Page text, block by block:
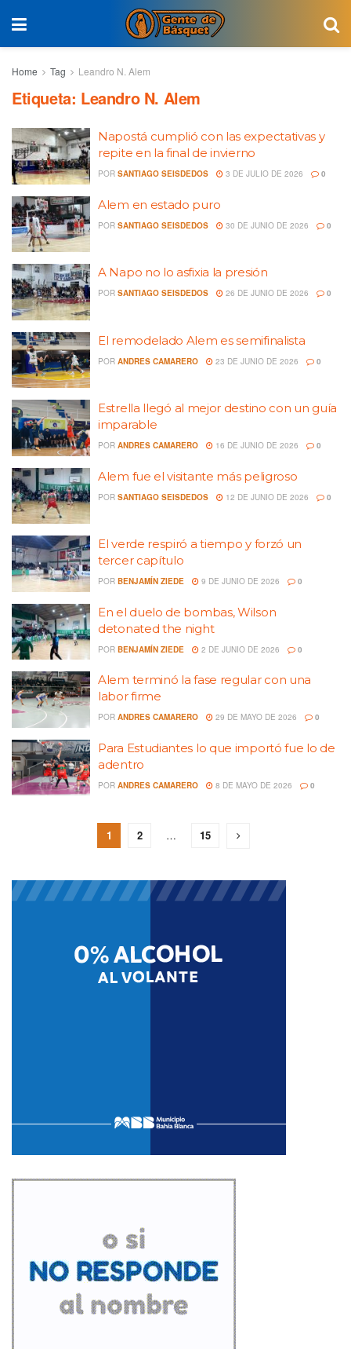
Home Tag Leandro N. Alem
Etiqueta: Leandro N. Alem
Napostá cumplió con las expectativas y
repite en la final de invierno
POR SANTIAGO SEISDEDOS 3 DE JULIO DE 2026 0
Alem en estado puro
POR SANTIAGO SEISDEDOS 30 DE JUNIO DE 2026 0
A Napo no lo asfixia la presión
POR SANTIAGO SEISDEDOS 26 DE JUNIO DE 2026 0
El remodelado Alem es semifinalista
POR ANDRES CAMARERO 23 DE JUNIO DE 2026 0
Estrella llegó al mejor destino con un guía
imparable
POR ANDRES CAMARERO 16 DE JUNIO DE 2026 0
Alem fue el visitante más peligroso
POR SANTIAGO SEISDEDOS 12 DE JUNIO DE 2026 0
El verde respiró a tiempo y forzó un
tercer capítulo
POR BENJAMÍN ZIEDE 9 DE JUNIO DE 2026 0
En el duelo de bombas, Wilson
detonated the night
POR BENJAMÍN ZIEDE 2 DE JUNIO DE 2026 0
Alem terminó la fase regular con una
labor firme
POR ANDRES CAMARERO 29 DE MAYO DE 2026 0
Para Estudiantes lo que importó fue lo de
adentro
POR ANDRES CAMARERO 8 DE MAYO DE 2026 0
1 2 … 15